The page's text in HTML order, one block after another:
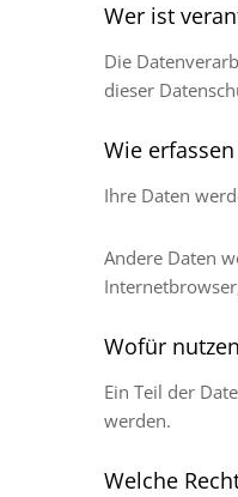
Wer ist
Die
dieser
Wie
Ihre Daten
Andere Daten
Wofür
Ein Teil der
werden.
Welche